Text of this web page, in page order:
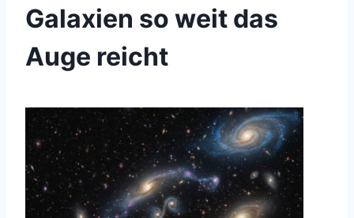
Galaxien so weit das
Auge reicht